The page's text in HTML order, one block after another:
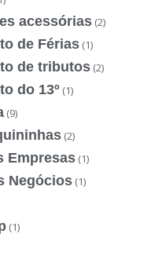
acessórias (2)
de Férias (1)
de tributos (2)
do 13º (1)
(9)
(2)
Empresas (1)
Negócios (1)
(1)